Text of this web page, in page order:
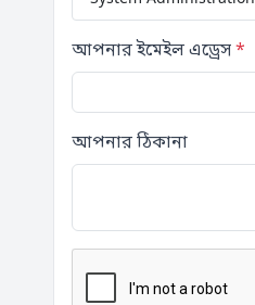
আপনার ইমেইল এড্রেস*
আপনার ঠিকানা